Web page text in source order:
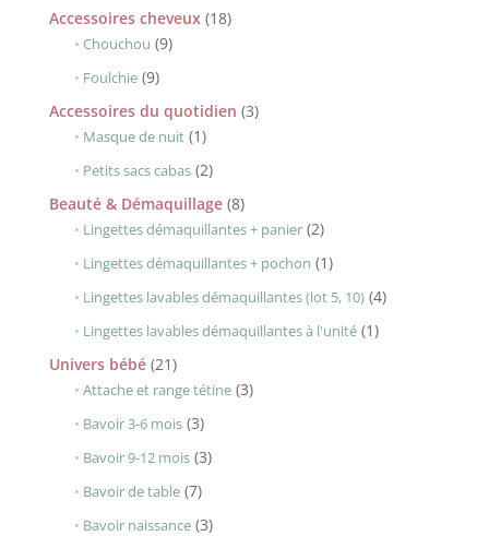
Accessoires cheveux 1818
Chouchou 99
Foulchie 99
produits
Accessoires du quotidien 33
Masque de nuit 11
produit
Petits sacs cabas 22
produits
Beauté & Démaquillage 88
produits
Lingettes démaquillantes + panier 22
produits
Lingettes démaquillantes + pochon 11
produit
Lingettes lavables démaquillantes (lot 5, 10) 44
Lingettes lavables démaquillantes à l'unité 11
Univers bébé 2121
produits
Attache et range tétine 33
Bavoir 3-6 mois 33
produits
Bavoir 9-12 mois 33
Bavoir de table 77
produits
Bavoir naissance 33